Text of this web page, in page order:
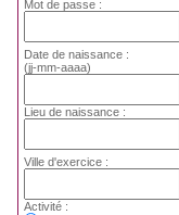
Mot de passe :
Date de naissance :
(jj-mm-aaaa)
Lieu de naissance :
Ville d'exercice :
Activité :